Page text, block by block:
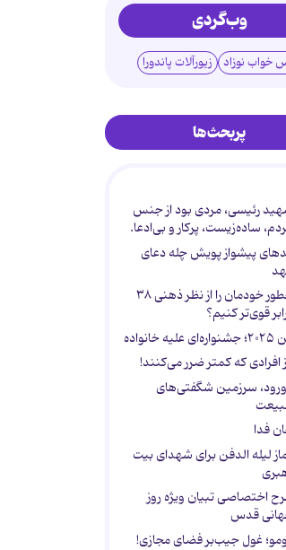
وب‌گردی
خواب نوزاد زیورآلات پاندورا
پربحث‌ها
رئیسی، مردی بود از جنس
ساده‌زیست، پرکار و بی‌ادعا.
پیشواز پویش چله دعای
چطور خودمان را از نظر ذهنی ۳۸
قوی‌تر کنیم؟
خانواده
افرادی که کمتر ضرر می‌کنند!
سرزمین شگفتی‌های
فدا
لیله الدفن برای شهدای بیت
اختصاصی تبیان ویژه روز
قدس
غول جیب‌بر فضای مجازی!